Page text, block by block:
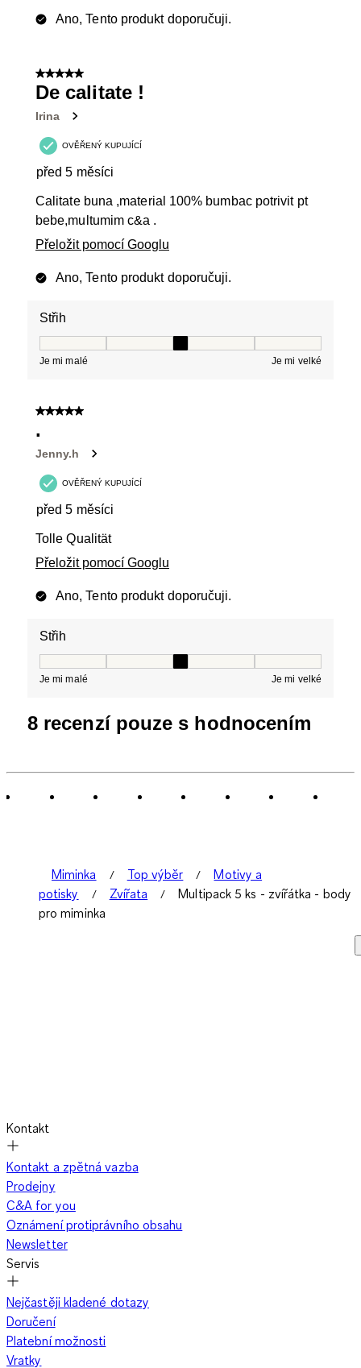
Ano, Tento produkt doporučuji.
5 z 5 hvězdiček.
De calitate !
Irina
OVĚŘENÝ KUPUJÍCÍ
před 5 měsíci
Calitate buna ,material 100% bumbac potrivit pt
bebe,multumim c&a .
Přeložit pomocí Googlu
Ano, Tento produkt doporučuji.
Střih
Je mi malé Je mi velké
5 z 5 hvězdiček.
.
Jenny.h
OVĚŘENÝ KUPUJÍCÍ
před 5 měsíci
Tolle Qualität
Přeložit pomocí Googlu
Ano, Tento produkt doporučuji.
Střih
Je mi malé Je mi velké
8 recenzí pouze s hodnocením
Miminka Top výběr
Motivy a
potisky
Zvířata
Multipack 5 ks - zvířátka - body
pro miminka
Kontakt
Kontakt a zpětná vazba
Prodejny
C&A for you
Oznámení protiprávního obsahu
Newsletter
Servis
Nejčastěji kladené dotazy
Doručení
Platební možnosti
Vratky